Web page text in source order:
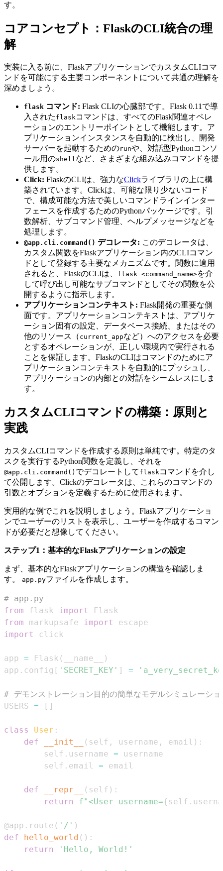
す。
コアコンセプト：FlaskのCLI統合の理
解
実装に入る前に、FlaskアプリケーションでカスタムCLIコマ
ンドを可能にする主要コンポーネントについて共通の理解を
深めましょう。
flask コマンド: Flask CLIの心臓部です。Flask 0.11で導
入された flask コマンドは、すべてのFlask関連オペレ
ーションのエントリーポイントとして機能します。ア
プリケーションインスタンスを自動的に検出し、開発
サーバーを起動するためのrunや、対話型Pythonコンソ
ール用のshell など、さまざまな組み込みコマンドを提
供します。
Click: FlaskのCLIは、強力なClickライブラリの上に構
築されています。Clickは、可能な限り少ないコード
で、構成可能な方法で美しいコマンドラインインター
フェースを作成するためのPythonパッケージです。引
数解析、サブコマンド管理、ヘルプメッセージなどを
処理します。
@app.cli.command() デコレータ: このデコレータは、
カスタム関数をFlaskアプリケーション内のCLIコマン
ドとして登録する主要なメカニズムです。関数に適用
されると、FlaskのCLIは、
flask <command_name>を介
して呼び出し可能なサブコマンドとしてその関数を公
開するように指示します。
アプリケーションコンテキスト: Flask開発の重要な側
面です。アプリケーションコンテキストは、アプリケ
ーション固有の設定、データベース接続、またはその
他のリソース（ current_appなど）へのアクセスを必要
とするオペレーションが、正しい環境内で実行される
ことを保証します。FlaskのCLIはコマンドのためにア
プリケーションコンテキストを自動的にプッシュし、
アプリケーションの内部との対話をシームレスにしま
す。
カスタムCLIコマンドの構築：原則と
実践
カスタムCLIコマンドを作成する原則は単純です。特定のタ
スクを実行するPython関数を定義し、それを
@app.cli.command() でデコレートして flask コマンドを介し
て公開します。Clickのデコレータは、これらのコマンドの
引数とオプションを定義するために使用されます。
実用的な例でこれを説明しましょう。Flaskアプリケーショ
ンでユーザーのリストを表示し、ユーザーを作成するコマン
ドが必要だと想像してください。
ステップ1：基本的なFlaskアプリケーションの設定
まず、基本的なFlaskアプリケーションの構造を確認しま
す。
app.pyファイルを作成します。
# app.py
from flask import
from markupsafe import
import
app = Flask ( __name__
)
app . config [ 'SECRET_KEY' ] =
# デモンストレーション目的の簡単なモデルシミュレーショ
USERS = [ ]
class User :
def
__init__ ( self , username , email ) :
        self
. username =
        self
. email =
def __repr__ ( self ) :
return
f"<User username={ self .
@app . route ( '/' )
def
hello_world ( ) :
return
'Hello, World!'